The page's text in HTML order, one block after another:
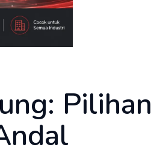
Pilihan